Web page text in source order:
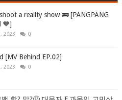
a reality show 🚌 [PANGPANG
🧡]
2023 0
[MV Behind EP.02]
2023 0